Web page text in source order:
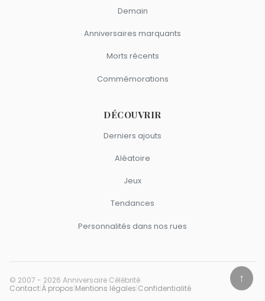
Demain
Anniversaires marquants
Morts récents
Commémorations
DÉCOUVRIR
Derniers ajouts
Aléatoire
Jeux
Tendances
Personnalités dans nos rues
© 2007 - 2026 Anniversaire Célébrité
Contact À propos Mentions légales Confidentialité
↑